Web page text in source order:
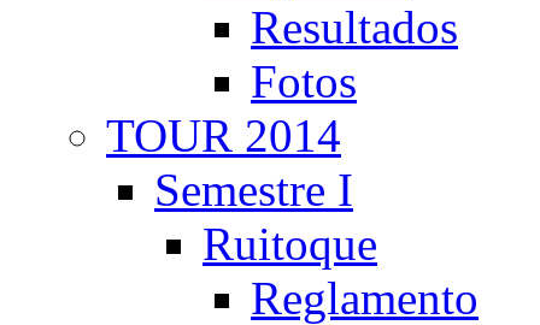
Resultados
Fotos
TOUR 2014
Semestre I
Ruitoque
Reglamento